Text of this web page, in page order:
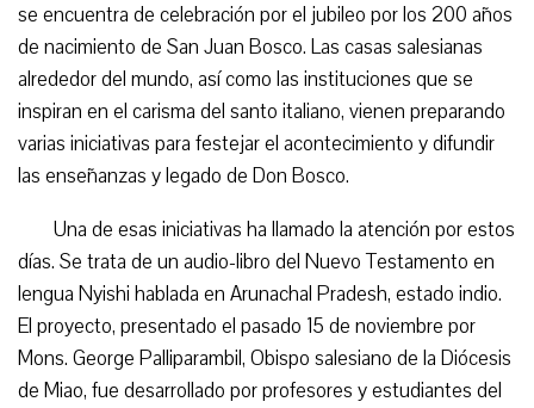
se encuentra de celebración por el jubileo por los 200 años
de nacimiento de San Juan Bosco. Las casas salesianas
alrededor del mundo, así como las instituciones que se
inspiran en el carisma del santo italiano, vienen preparando
varias iniciativas para festejar el acontecimiento y difundir
las enseñanzas y legado de Don Bosco.
Una de esas iniciativas ha llamado la atención por estos
días. Se trata de un audio-libro del Nuevo Testamento en
lengua Nyishi hablada en Arunachal Pradesh, estado indio.
El proyecto, presentado el pasado 15 de noviembre por
Mons. George Palliparambil, Obispo salesiano de la Diócesis
de Miao, fue desarrollado por profesores y estudiantes del